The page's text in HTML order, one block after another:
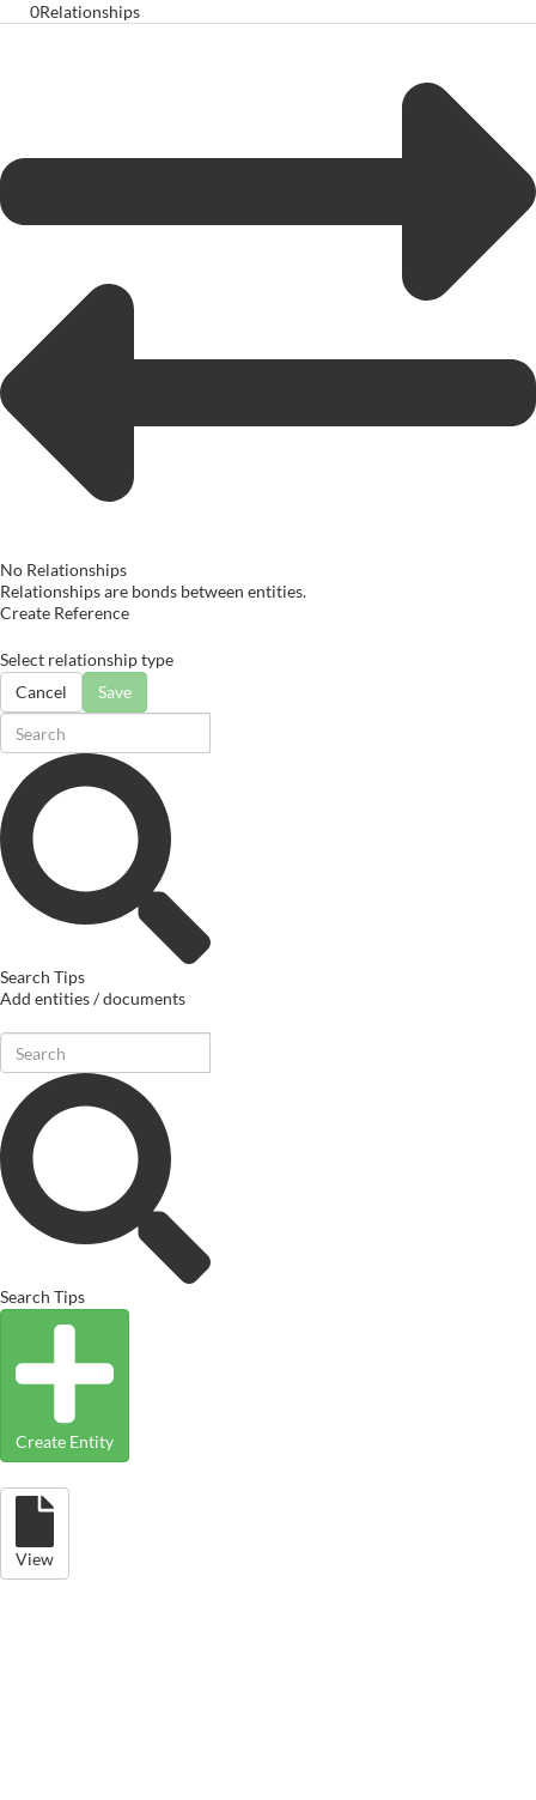
0Relationships
No Relationships
Relationships are bonds between entities.
Create Reference
Select relationship type
Cancel
Save
Search Tips
Add entities / documents
Search Tips
Create Entity
View